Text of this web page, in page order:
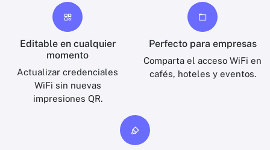
Editable en cualquier
momento
Actualizar credenciales
WiFi sin nuevas
impresiones QR.
Perfecto para empresas
Comparta el acceso WiFi en
cafés, hoteles y eventos.